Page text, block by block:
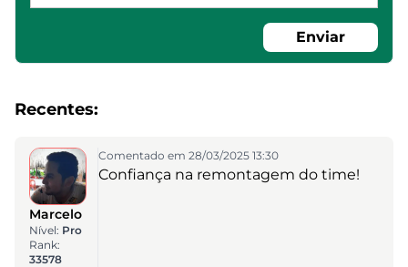
Enviar
Recentes:
Marcelo
Nível: Pro
Rank:
33578
Comentado em 28/03/2025 13:30
Confiança na remontagem do time!